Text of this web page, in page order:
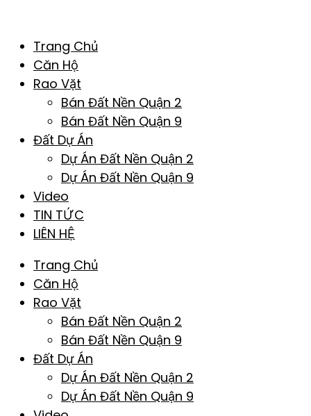
Trang Chủ
Căn Hộ
Rao Vặt
Bán Đất Nền Quận 2
Bán Đất Nền Quận 9
Đất Dự Án
Dự Án Đất Nền Quận 2
Dự Án Đất Nền Quận 9
Video
TIN TỨC
LIÊN HỆ
Trang Chủ
Căn Hộ
Rao Vặt
Bán Đất Nền Quận 2
Bán Đất Nền Quận 9
Đất Dự Án
Dự Án Đất Nền Quận 2
Dự Án Đất Nền Quận 9